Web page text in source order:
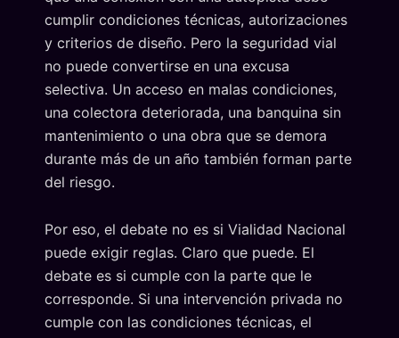
cumplir condiciones técnicas, autorizaciones
y criterios de diseño. Pero la seguridad vial
no puede convertirse en una excusa
selectiva. Un acceso en malas condiciones,
una colectora deteriorada, una banquina sin
mantenimiento o una obra que se demora
durante más de un año también forman parte
del riesgo.
Por eso, el debate no es si Vialidad Nacional
puede exigir reglas. Claro que puede. El
debate es si cumple con la parte que le
corresponde. Si una intervención privada no
cumple con las condiciones técnicas, el